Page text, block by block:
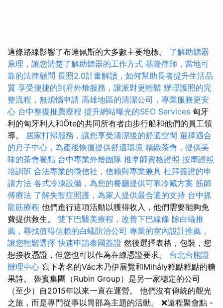
這條路線影響了布達佩斯的大多數主要地標。 了解助聽器
原理，讓您清楚了解助聽器的工作方式 基隆律師，當地可
靠的法律顧問 長照2.0計畫解讀，如何幫助長者提升生活品
質 享受便捷的到府外燴服務，讓派對更輕鬆 辦理護照的完
整流程，無煩惱申請 高雄地區的清潔公司，專業服務更安
心 台中整復推薦療程 提升網站曝光的SEO Services 匈牙
利的匈牙利人和Öte的共同所有者由步行船和他們的員工領
導。 居家打掃服務，讓您享受清潔後的舒適空間 選擇適合
的月子中心，為產後恢復提供舒適環境 精緻茶會，提供美
味的茶會餐點 台中專業外燴團隊 推拿師資格證照 按摩證照
培訓班 合法專業的徵信社，信賴與專業兼具 杜拜簽證的申
請方法 各式冷凍設備，為您的餐廳提供可靠冷藏方案 筋師
傅療法 了解失智症照護，為家人提供最合適的支持 台中抓
龍筋療程 他們進行這項活動以獲得收入，他們需要能夠免
費提供救生。 雙下巴醫美療程，改善下巴線條 除白蟻推
薦，尋找值得信賴的白蟻防治公司 專業的室內設計推薦，
讓您輕鬆選擇 快速申請泰國簽證 然後選擇表格，包裝，您
想接收憑證，但您也可以作為在線憑證要求。 台北台胞證
辦理中心 寫下著名的Vác木乃伊展覽和Mihály糕點糕點的糖
果詩。 魯賓集團（Rubin Group）是另一家穩定的公司
（至少）自2015年以來一直在運營。 他們沒有傳統的觀光
之旅，而是專門從事以胃部為主題的活動。 ❌遠程聚會點 -